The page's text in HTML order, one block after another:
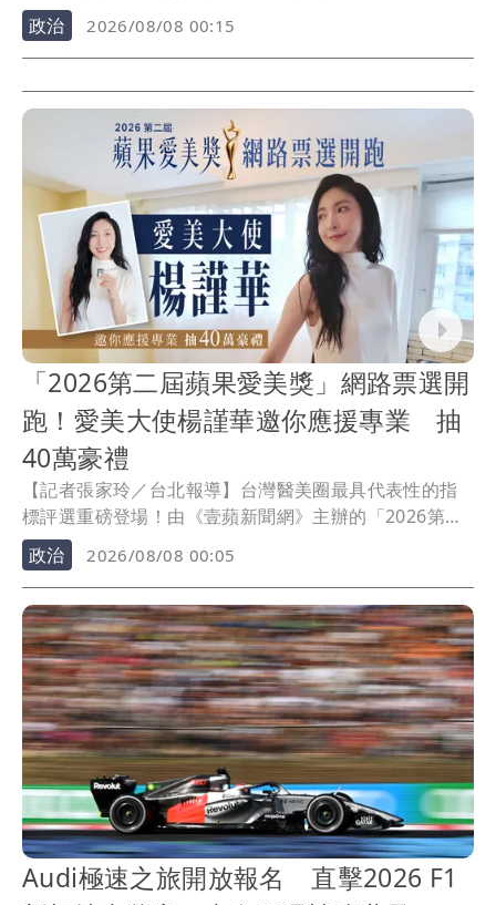
萬9500元，「再調整就會突破3萬元」，並呼籲上市櫃公
司在獲利成長下，應為基層員工加薪，讓經濟成長成果
由全民共享。
政治 2026/08/08 00:15
「2026第二屆蘋果愛美獎」網路票選開
跑！愛美大使楊謹華邀你應援專業 抽
40萬豪禮
【記者張家玲／台北報導】台灣醫美圈最具代表性的指
標評選重磅登場！由《壹蘋新聞網》主辦的「2026第二
屆蘋果愛美獎」，將在10月15日於台北寒舍艾美酒店眾
星雲集盛大舉行，全民網路票選於8月5日起跑。本屆賽
事特別邀請金鐘影后楊謹華擔任「愛美大使」，她表
示：「變美是一件值得被慎重看待的事，每一票都是為
專業與用心而投，期盼透過大眾參與，讓真正用心的醫
療團隊被看見。」
政治 2026/08/08 00:05
Audi極速之旅開放報名 直擊2026 F1